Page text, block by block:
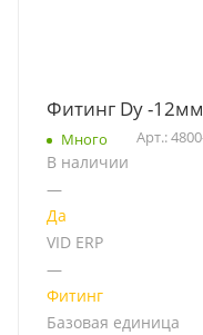
Фитинг Dу -
Много Арт.:
В наличии
—
Да
VID ERP
—
Фитинг
Базовая единица